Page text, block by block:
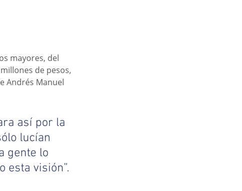
mayores, del
de pesos,
Andrés Manuel
así por la
lucían
gente lo
esta visión”.